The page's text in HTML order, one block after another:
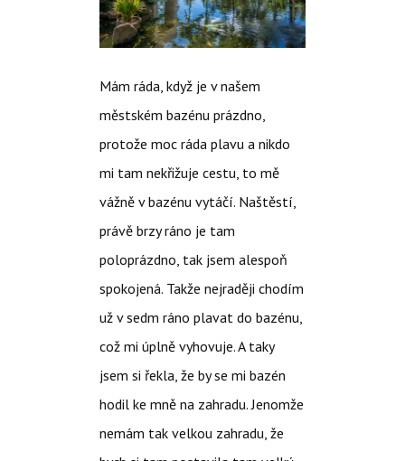
Mám ráda, když je v našem
městském bazénu prázdno,
protože moc ráda plavu a nikdo
mi tam nekřižuje cestu, to mě
vážně v bazénu vytáčí. Naštěstí,
právě brzy ráno je tam
poloprázdno, tak jsem alespoň
spokojená. Takže nejraději chodím
už v sedm ráno plavat do bazénu,
což mi úplně vyhovuje. A taky
jsem si řekla, že by se mi bazén
hodil ke mně na zahradu. Jenomže
nemám tak velkou zahradu, že